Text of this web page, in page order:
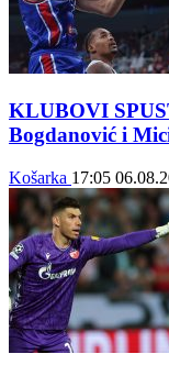
KLUBOVI
Bogdanović i
Košarka 17:05